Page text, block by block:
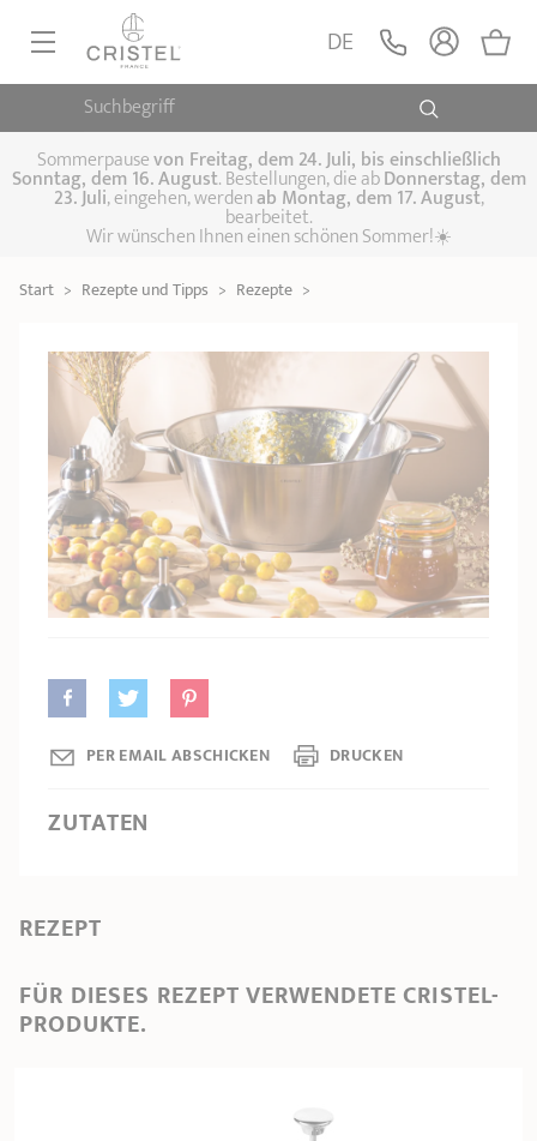
Suchbegriff
DE
PRODUKTBERATER
REZEPTE UND TIPPS
KOLLEKTIONEN
STORE-FINDER
PFANNEN, SAUTEUSEN
Pfannen Sauteusen Crêpepfannen
Woks
KOCHTÖPFE, SCHMORTÖPFE
Kochtöpfe Schmortöpfe,
Fleischtöpfe
Topfsets Kochgeschirr Set
DAMFPAUFSÄTZE
KÜCHENHELFER
SPEZIELLE KÜCHENUTENSILIEN
Couscous-Töpfe Nudeltöpfe Plancha-
Grillplatten
Ofenform - Bräter Wasserbadeinsätze Marmelade
KAFFEE UND TEE
Wasserkessel Espressokocher Teekannen
ZUBEHÖR, PFLEGE
Deckel Stiel- und
Seitengriffe Praktische Küche
IDEEN & GESCHENKKARTEN
Unsere Auswahl
Sommerpausevon Freitag, dem 24. Juli, bis einschließlich
Sonntag, dem 16. August. Bestellungen, die abDonnerstag, dem
23. Juli, eingehen, werdenab Montag, dem 17. August,
bearbeitet.
Wir wünschen Ihnen einen schönen Sommer!☀️
Start > Rezepte und Tipps > Rezepte >
PER EMAIL ABSCHICKEN DRUCKEN
ZUTATEN
REZEPT
FÜR DIESES REZEPT VERWENDETE CRISTEL-
PRODUKTE.